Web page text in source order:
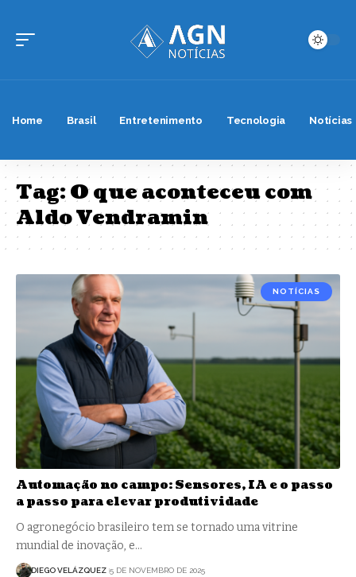
Home Brasil Entretenimento Tecnologia Notícias
Tag:O que aconteceu com
Aldo Vendramin
NOTÍCIAS
Automação no campo: Sensores, IA e o passo
a passo para elevar produtividade
O agronegócio brasileiro tem se tornado uma vitrine
mundial de inovação, e…
DIEGO VELÁZQUEZ 5 DE NOVEMBRO DE 2025